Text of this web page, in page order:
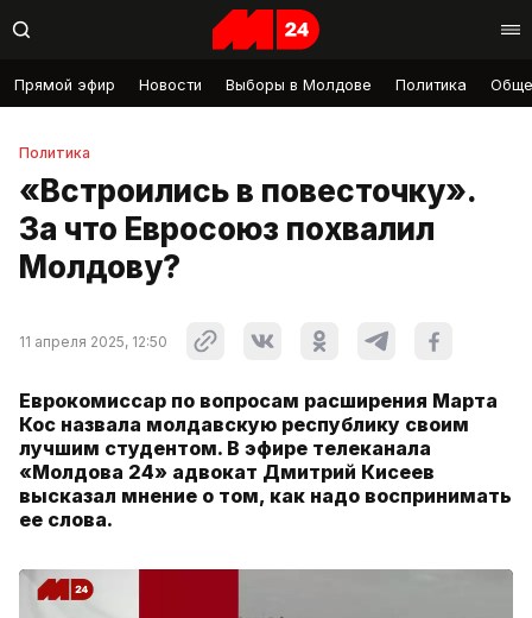
Прямой эфир Новости Выборы в Молдове Политика
Политика
«Встроились в повесточку».
За что Евросоюз похвалил
Молдову?
11 апреля 2025, 12:50
Еврокомиссар по вопросам расширения Марта
Кос назвала молдавскую республику своим
лучшим студентом. В эфире телеканала
«Молдова 24» адвокат Дмитрий Кисеев
высказал мнение о том, как надо воспринимать
ее слова.